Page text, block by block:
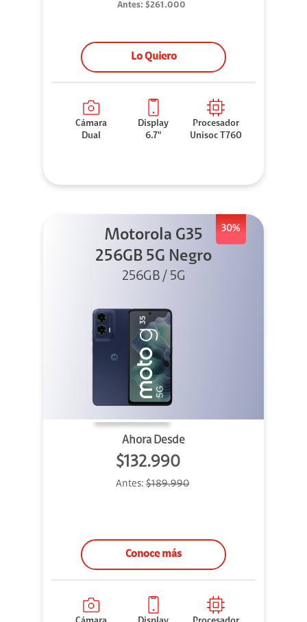
Antes: $261.000
Lo Quiero
Cámara
Dual
Display
6.7"
Procesador
Unisoc T760
30%
Motorola G35
256GB 5G Negro
256GB / 5G
Ahora Desde
$132.990
Antes: $189.990
Conoce más